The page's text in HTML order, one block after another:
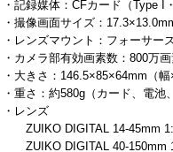
・記録媒体：CFカード（Type
・撮像画面サイズ：
・レンズマウント：フォーサー
・カメラ部有効画素数：800万
・大きさ：146.5×85×64mm（
・重さ：約580g（カード、電池
・レンズ
ZUIKO DIGITAL 14-45mm
ZUIKO DIGITAL 40-150mm